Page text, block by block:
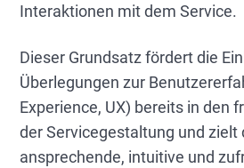
Interaktionen mit dem Service.
Dieser Grundsatz fördert die
Überlegungen zur
Experience, UX) bereits in den
der Servicegestaltung und zielt
ansprechende, intuitive und